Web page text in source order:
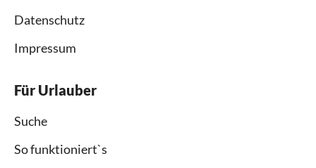
Datenschutz
Impressum
Für Urlauber
Suche
So funktioniert`s